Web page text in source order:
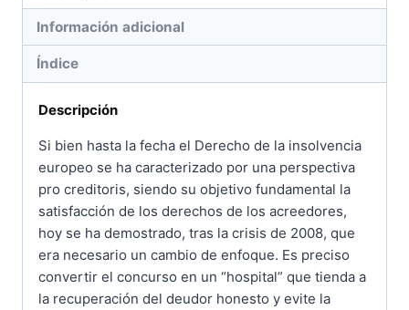
2019/1023
Información adicional
Índice
Descripción
Si bien hasta la fecha el Derecho de la insolvencia
europeo se ha caracterizado por una perspectiva
pro creditoris, siendo su objetivo fundamental la
satisfacción de los derechos de los acreedores,
hoy se ha demostrado, tras la crisis de 2008, que
era necesario un cambio de enfoque. Es preciso
convertir el concurso en un “hospital” que tienda a
la recuperación del deudor honesto y evite la